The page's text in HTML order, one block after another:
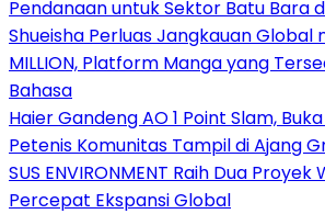
Pendanaan untuk Sektor Batu Bara
Shueisha Perluas Jangkauan Global
MILLION, Platform Manga yang
Bahasa
Haier Gandeng AO 1 Point Slam,
Petenis Komunitas Tampil di Ajang
SUS ENVIRONMENT Raih Dua Proyek
Percepat Ekspansi Global